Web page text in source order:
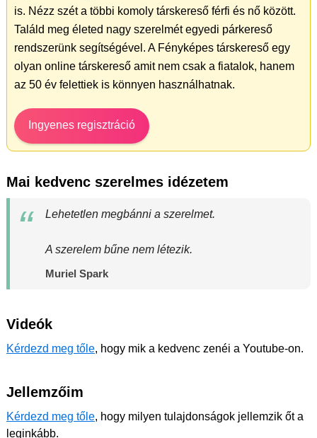
is. Nézz szét a többi komoly társkereső férfi és nő között.
Találd meg életed nagy szerelmét egyedi párkereső
rendszerünk segítségével. A Fényképes társkereső egy
olyan online társkereső amit nem csak a fiatalok, hanem
az 50 év felettiek is könnyen használhatnak.
Ingyenes regisztráció
Mai kedvenc szerelmes idézetem
Lehetetlen megbánni a szerelmet.
A szerelem bűne nem létezik.
Muriel Spark
Videók
Kérdezd meg tőle, hogy mik a kedvenc zenéi a Youtube-on.
Jellemzőim
Kérdezd meg tőle, hogy milyen tulajdonságok jellemzik őt a
leginkább.